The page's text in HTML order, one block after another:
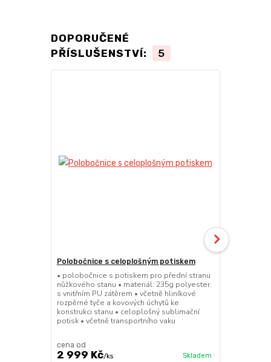
DOPORUČENÉ
PŘÍSLUŠENSTVÍ:
5
Polobočnice s celoplošným potiskem
• polobočnice s potiskem pro přední stranu
nůžkového stanu • materiál: 235g polyester
s vnitřním PU zátěrem • včetně hliníkové
rozpěrné tyče a kovových úchytů ke
konstrukci stanu • celoplošný sublimační
potisk • včetně transportního vaku
cena od
2 999 Kč/ks Skladem